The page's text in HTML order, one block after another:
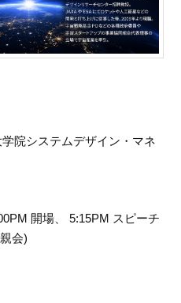
院システムデザイン・マネ
開場、 5:15PM スピーチ
会)